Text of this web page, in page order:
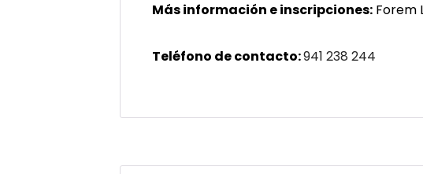
Más información e inscripciones: Forem
Teléfono de contacto:941 238 244